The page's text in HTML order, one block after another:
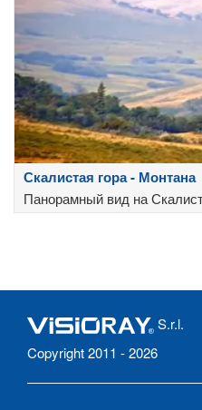
Скалистая гора - Монтана
Панорамный вид на
S.r.l.
Copyright 2011 - 2026